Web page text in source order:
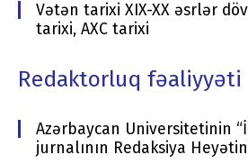
Vətən tarixi XIX-XX əsrlər
tarixi, AXC tarixi
Redaktorluq fəaliyyəti
Azərbaycan Universitetinin
jurnalının Redaksiya